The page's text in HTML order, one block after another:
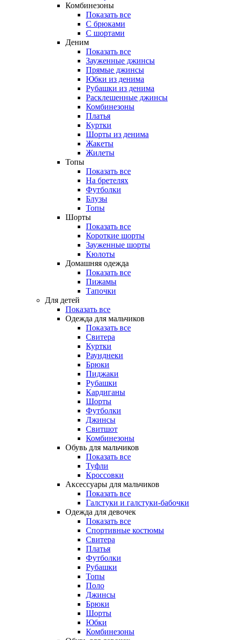
Комбинезоны
Показать все
С брюками
С шортами
Деним
Показать все
Зауженные джинсы
Прямые джинсы
Юбки из денима
Рубашки из денима
Расклешенные джинсы
Комбинезоны
Платья
Куртки
Шорты из денима
Жакеты
Жилеты
Топы
Показать все
На бретелях
Футболки
Блузы
Топы
Шорты
Показать все
Короткие шорты
Зауженные шорты
Кюлоты
Домашняя одежда
Показать все
Пижамы
Тапочки
Для детей
Показать все
Одежда для мальчиков
Показать все
Свитера
Куртки
Раунднеки
Брюки
Пиджаки
Рубашки
Кардиганы
Шорты
Футболки
Джинсы
Свитшот
Комбинезоны
Обувь для мальчиков
Показать все
Туфли
Кроссовки
Аксессуары для мальчиков
Показать все
Галстуки и галстуки-бабочки
Одежда для девочек
Показать все
Спортивные костюмы
Свитера
Платья
Футболки
Рубашки
Топы
Поло
Джинсы
Брюки
Шорты
Юбки
Комбинезоны